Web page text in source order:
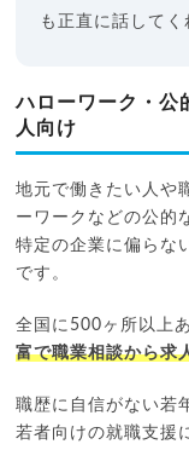
も正直に話してく
ハローワーク・公
人向け
地元で働きたい人や
ーワークなどの公的
特定の企業に偏らな
です。
全国に500ヶ所以上
富で職業相談から求
職歴に自信がない若
若者向けの就職支援